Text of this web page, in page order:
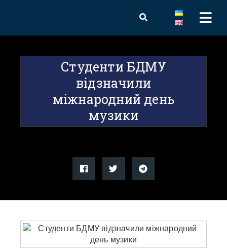
Студенти БДМУ
відзначили
міжнародний день
музики